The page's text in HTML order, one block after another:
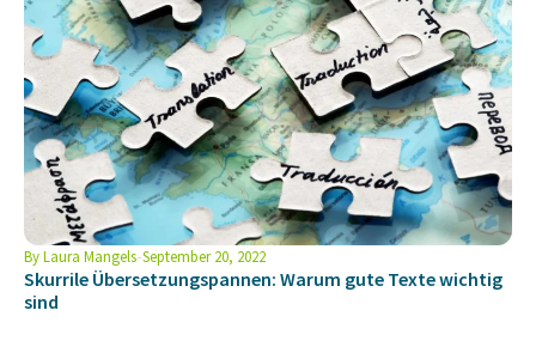
ByLaura Mangels September 20, 2022
Skurrile Übersetzungspannen: Warum gute Texte wichtig
sind